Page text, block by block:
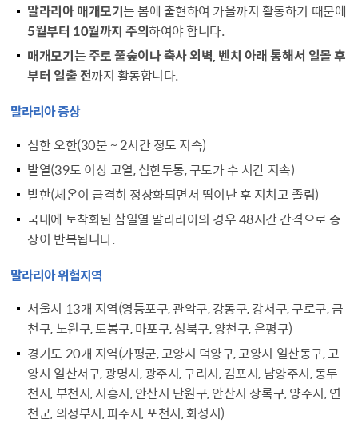
말라리아 매개모기는 봄에 출현하여 가을까지 활동하기 때문에
5월부터 10월까지 주의하여야 합니다.
매개모기는 주로 풀숲이나 축사 외벽, 벤치 아래 통해서 일몰 후
부터 일출 전까지 활동합니다.
말라리아 증상
심한 오한(30분 ~ 2시간 정도 지속)
발열(39도 이상 고열, 심한두통, 구토가 수 시간 지속)
발한(체온이 급격히 정상화되면서 땀이난 후 지치고 졸림)
국내에 토착화된 삼일열 말라라아의 경우 48시간 간격으로 증
상이 반복됩니다.
말라리아 위험지역
서울시 13개 지역(영등포구, 관악구, 강동구, 강서구, 구로구, 금
천구, 노원구, 도봉구, 마포구, 성북구, 양천구, 은평구)
경기도 20개 지역(가평군, 고양시 덕양구, 고양시 일산동구, 고
양시 일산서구, 광명시, 광주시, 구리시, 김포시, 남양주시, 동두
천시, 부천시, 시흥시, 안산시 단원구, 안산시 상록구, 양주시, 연
천군, 의정부시, 파주시, 포천시, 화성시)